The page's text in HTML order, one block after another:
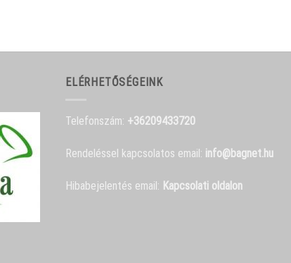
ELÉRHETŐSÉGEINK
Telefonszám: +36209433720
Rendeléssel kapcsolatos email: info@bagnet.hu
Hibabejelentés email: Kapcsolati oldalon